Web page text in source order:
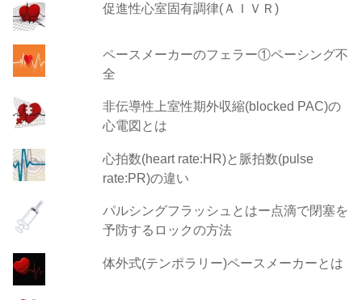
促進性心室固有調律(ＡＩＶＲ)
ペースメーカーのフェラー①ペーシング不
全
非伝導性上室性期外収縮(blocked PAC)の
心電図とは
心拍数(heart rate:HR)と脈拍数(pulse
rate:PR)の違い
パルシングフラッシュとはー点滴で閉塞を
予防するロックの方法
体外式(テンポラリー)ペースメーカーとは